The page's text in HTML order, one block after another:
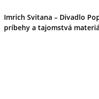
Imrich Svitana – Divadlo
príbehy a tajomstvá